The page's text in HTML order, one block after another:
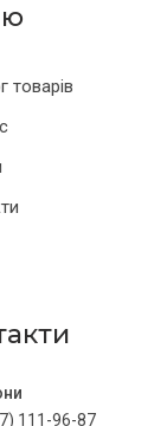
товарів
111-96-87